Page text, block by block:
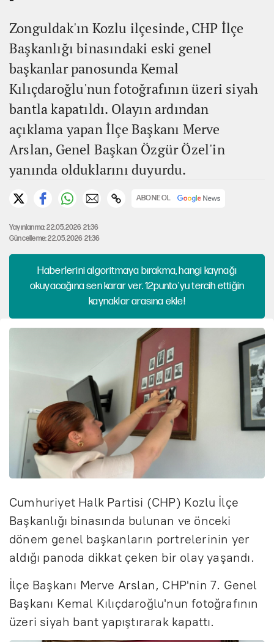
Zonguldak'ın Kozlu ilçesinde, CHP İlçe
Başkanlığı binasındaki eski genel
başkanlar panosunda Kemal
Kılıçdaroğlu'nun fotoğrafının üzeri siyah
bantla kapatıldı. Olayın ardından
açıklama yapan İlçe Başkanı Merve
Arslan, Genel Başkan Özgür Özel'in
yanında olduklarını duyurdu.
ABONE OL
Yayınlanma: 22.05.2026 21:36
Güncelleme: 22.05.2026 21:36
Haberlerini algoritmaya bırakma, hangi kaynağı
okuyacağına sen karar ver. 12punto'yu tercih ettiğin
kaynaklar arasına ekle!
Cumhuriyet Halk Partisi (CHP) Kozlu İlçe
Başkanlığı binasında bulunan ve önceki
dönem genel başkanların portrelerinin yer
aldığı panoda dikkat çeken bir olay yaşandı.
İlçe Başkanı Merve Arslan, CHP'nin 7. Genel
Başkanı Kemal Kılıçdaroğlu'nun fotoğrafının
üzeri siyah bant yapıştırarak kapattı.